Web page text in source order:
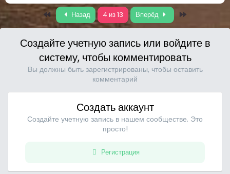
ПервыйНазад 4 из 13 Вперёд
Создайте учетную запись или войдите в
систему, чтобы комментировать
Вы должны быть зарегистрированы, чтобы оставить
комментарий
Создать аккаунт
Создайте учетную запись в нашем сообществе. Это
просто!
Регистрация